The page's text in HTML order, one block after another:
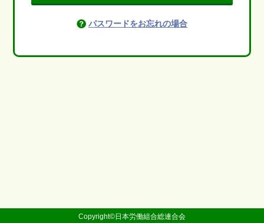
パスワードをお忘れの場合
Copyright©日本労働組合総連合会